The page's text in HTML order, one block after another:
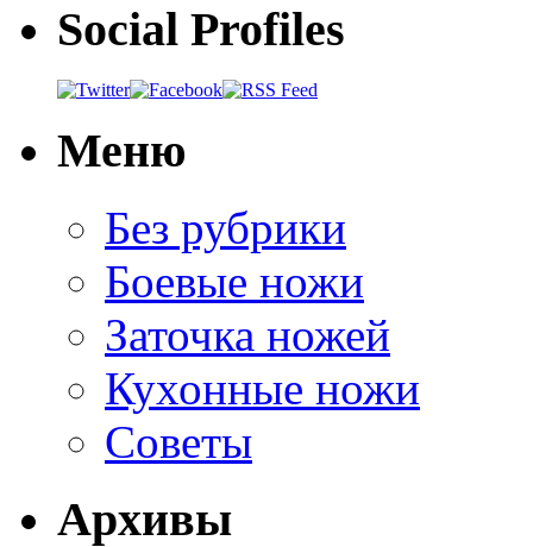
Social Profiles
Меню
Без рубрики
Боевые ножи
Заточка ножей
Кухонные ножи
Советы
Архивы